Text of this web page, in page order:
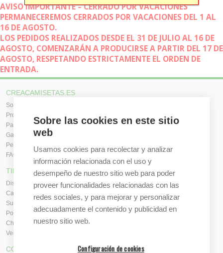
Sobre las cookies en este sitio
web
Usamos cookies para recolectar y analizar
información relacionada con el uso y
desempeño de nuestro sitio web para poder
proveer funcionalidades relacionadas con las
redes sociales, y para mejorar y personalizar
adecuadamente el contenido y publicidad en
nuestro sitio web.
Configuración de cookies
AVISO IMPORTANTE – CERRADO POR VACACIONES
PERMANECEREMOS CERRADOS POR VACACIONES DEL 1 AL
16 DE AGOSTO.
LOS PEDIDOS REALIZADOS DESDE EL 31 DE JULIO AL 16 DE
AGOSTO, COMENZARÁN A PRODUCIRSE A PARTIR DEL 17 DE
AGOSTO, RESPETANDO ESTRICTAMENTE EL ORDEN DE
ENTRADA.
CREACAMISETAS.ES
Sobre nosotros
Proceso de compra
Pagos, envíos y producción
Garantías y devoluciones
Pedidos al por mayor
FAQ / Ayuda
TIENDA ONLINE
Diseña en línea ahora
Camisetas personalizadas
Sudaderas personalizadas
Polos personalizados
Chaquetas Softshell
Ver todas las categorías
CONTACTO